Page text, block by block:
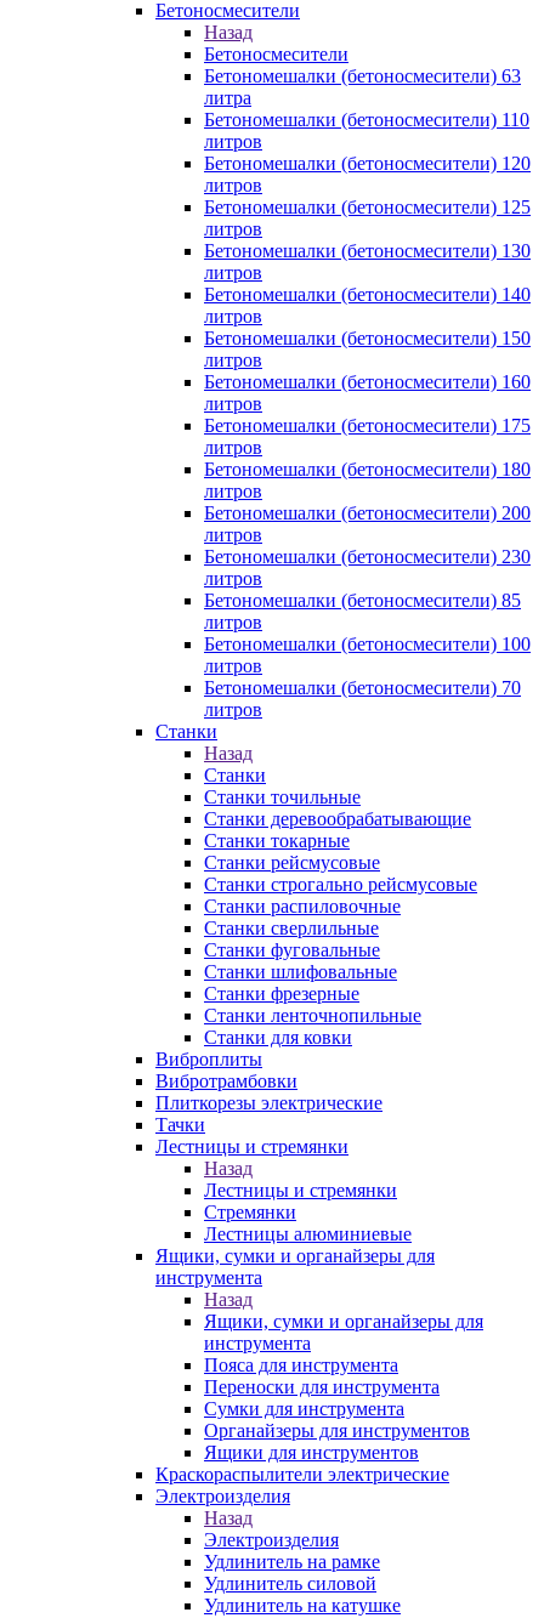
Бетоносмесители
Назад
Бетоносмесители
Бетономешалки (бетоносмесители) 63
литра
Бетономешалки (бетоносмесители) 110
литров
Бетономешалки (бетоносмесители) 120
литров
Бетономешалки (бетоносмесители) 125
литров
Бетономешалки (бетоносмесители) 130
литров
Бетономешалки (бетоносмесители) 140
литров
Бетономешалки (бетоносмесители) 150
литров
Бетономешалки (бетоносмесители) 160
литров
Бетономешалки (бетоносмесители) 175
литров
Бетономешалки (бетоносмесители) 180
литров
Бетономешалки (бетоносмесители) 200
литров
Бетономешалки (бетоносмесители) 230
литров
Бетономешалки (бетоносмесители) 85
литров
Бетономешалки (бетоносмесители) 100
литров
Бетономешалки (бетоносмесители) 70
литров
Станки
Назад
Станки
Станки точильные
Станки деревообрабатывающие
Станки токарные
Станки рейсмусовые
Станки строгально рейсмусовые
Станки распиловочные
Станки сверлильные
Станки фуговальные
Станки шлифовальные
Станки фрезерные
Станки ленточнопильные
Станки для ковки
Виброплиты
Вибротрамбовки
Плиткорезы электрические
Тачки
Лестницы и стремянки
Назад
Лестницы и стремянки
Стремянки
Лестницы алюминиевые
Ящики, сумки и органайзеры для
инструмента
Назад
Ящики, сумки и органайзеры для
инструмента
Пояса для инструмента
Переноски для инструмента
Сумки для инструмента
Органайзеры для инструментов
Ящики для инструментов
Краскораспылители электрические
Электроизделия
Назад
Электроизделия
Удлинитель на рамке
Удлинитель силовой
Удлинитель на катушке